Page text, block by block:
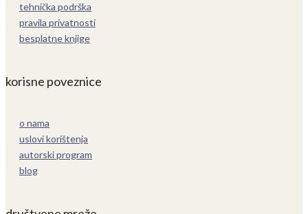
tehnička podrška
pravila privatnosti
besplatne knjige
korisne poveznice
o nama
uslovi korištenja
autorski program
blog